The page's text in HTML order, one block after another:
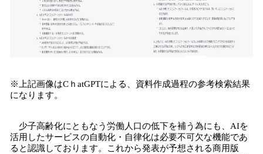
※上記画像はCｈatGPTによる、資料作成過程の参考検索結果
になります。
少子高齢化にともなう労働人口の低下を補う為にも、AIを
活用したサービスの自動化・自律化は必要不可欠な機能であ
ると認識しております。これから発表が予想される商用版